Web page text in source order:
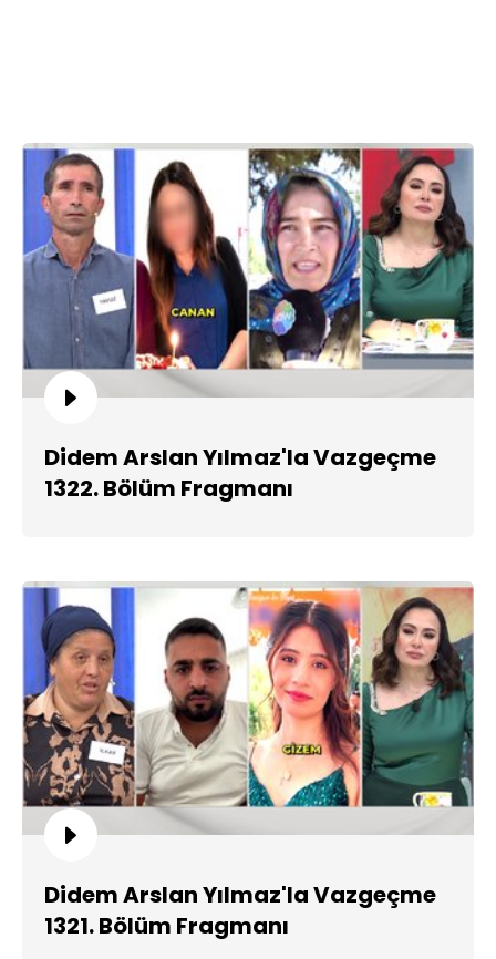
Didem Arslan Yılmaz'la Vazgeçme
1322. Bölüm Fragmanı
Didem Arslan Yılmaz'la Vazgeçme
1321. Bölüm Fragmanı